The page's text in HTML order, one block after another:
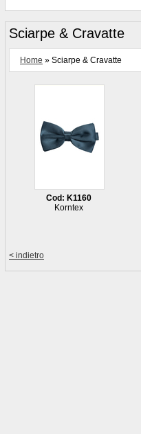
Sciarpe & Cravatte
Home » Sciarpe & Cravatte
Cod: K1160
Korntex
< indietro